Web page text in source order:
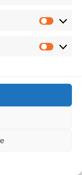
Salvați Copiii
și apărării